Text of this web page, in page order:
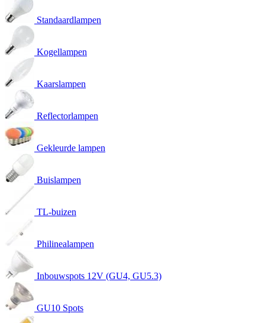
Standaardlampen
Kogellampen
Kaarslampen
Reflectorlampen
Gekleurde lampen
Buislampen
TL-buizen
Philinealampen
Inbouwspots 12V (GU4, GU5.3)
GU10 Spots